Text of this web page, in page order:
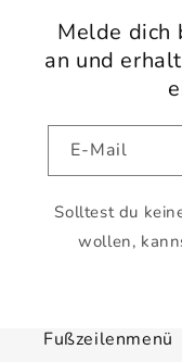
Melde dich
an und
E-Mail
Solltest du
wollen,
Fußzeilenmenü